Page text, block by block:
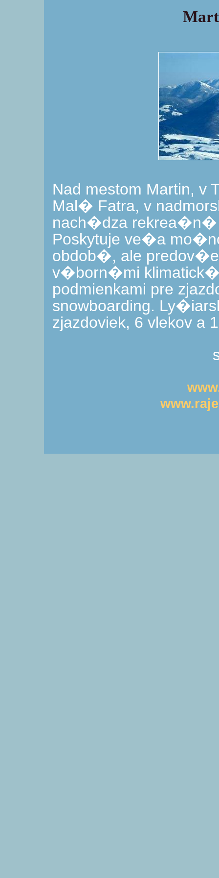
Nad mestom Martin,
Mal� Fatra, v
nach�dza
Poskytuje ve�a
obdob�, ale
v�born�mi
podmienkami pre
snowboarding.
zjazdoviek, 6 vlekov